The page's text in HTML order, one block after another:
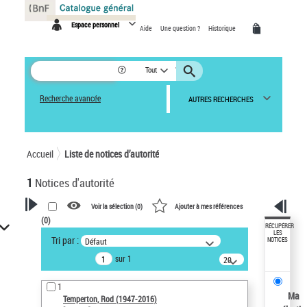
Espace personnel Aide Une question ? Historique
Tout
Recherche avancée AUTRES RECHERCHES
Accueil Liste de notices d’autorité
1 Notices d'autorité
VOTRE RECHERCHE
Recherche avancée dans les
notices d’autorité
Œuvres liées à l'auteur :
Temperton, Rod (1947-2016)
Voir la sélection (0) Ajouter à mes références
(0)
Tri par : Défaut
sur 1
20
résultats/page
1
Temperton, Rod (1947-2016)
RÉCUPÉRER
LES
NOTICES
Ma
Panneau de gestion des cookies